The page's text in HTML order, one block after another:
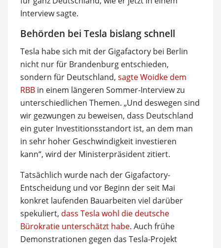
Interview sagte.
Behörden bei Tesla bislang schnell
Tesla habe sich mit der Gigafactory bei Berlin
nicht nur für Brandenburg entschieden,
sondern für Deutschland, sagte Woidke dem
RBBin einem längeren Sommer-Interview zu
unterschiedlichen Themen. „Und deswegen sind
wir gezwungen zu beweisen, dass Deutschland
ein guter Investitionsstandort ist, an dem man
in sehr hoher Geschwindigkeit investieren
kann“, wird der Ministerpräsident zitiert.
Tatsächlich wurde nach der Gigafactory-
Entscheidung und vor Beginn der seit Mai
konkret laufenden Bauarbeiten viel darüber
spekuliert, dass Tesla wohl die deutsche
Bürokratie unterschätzt habe. Auch frühe
Demonstrationen gegen das Tesla-Projekt